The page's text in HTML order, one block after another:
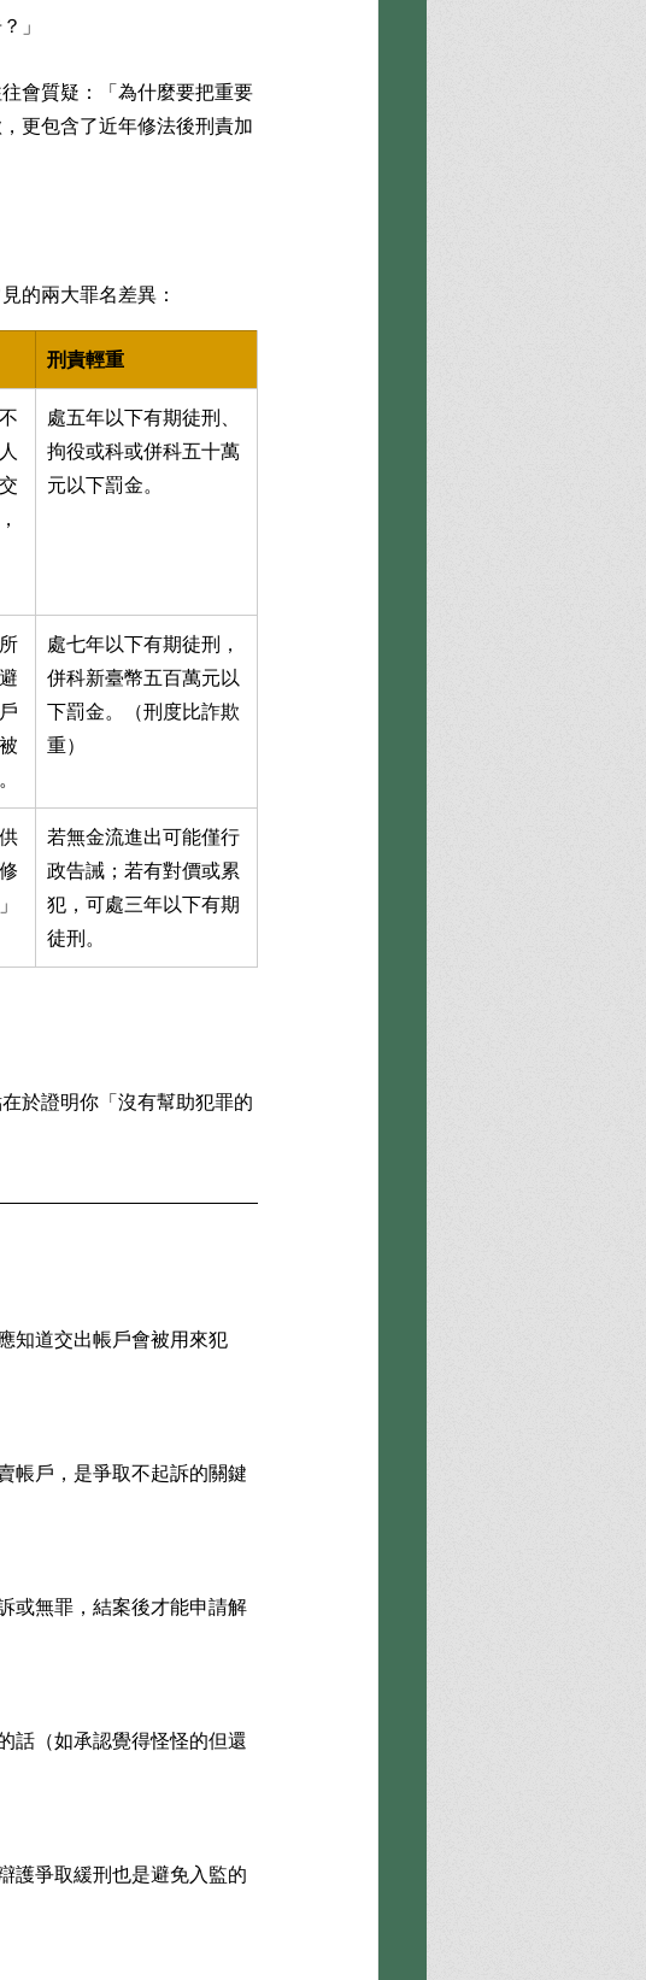
」
會質疑：「為什麼要把重要
更包含了近年修法後刑責加
的兩大罪名差異：
刑責輕重
處五年以下有期徒刑、
拘役或科或併科五十萬
元以下罰金。
處七年以下有期徒刑，
併科新臺幣五百萬元以
下罰金。（刑度比詐欺
重）
若無金流進出可能僅行
政告誡；若有對價或累
犯，可處三年以下有期
徒刑。
於證明你「沒有幫助犯罪的
知道交出帳戶會被用來犯
帳戶，是爭取不起訴的關鍵
或無罪，結案後才能申請解
話（如承認覺得怪怪的但還
護爭取緩刑也是避免入監的